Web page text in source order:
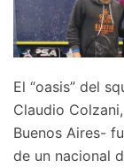
El “oasis” del
Claudio
Buenos Aires-
de un nacional